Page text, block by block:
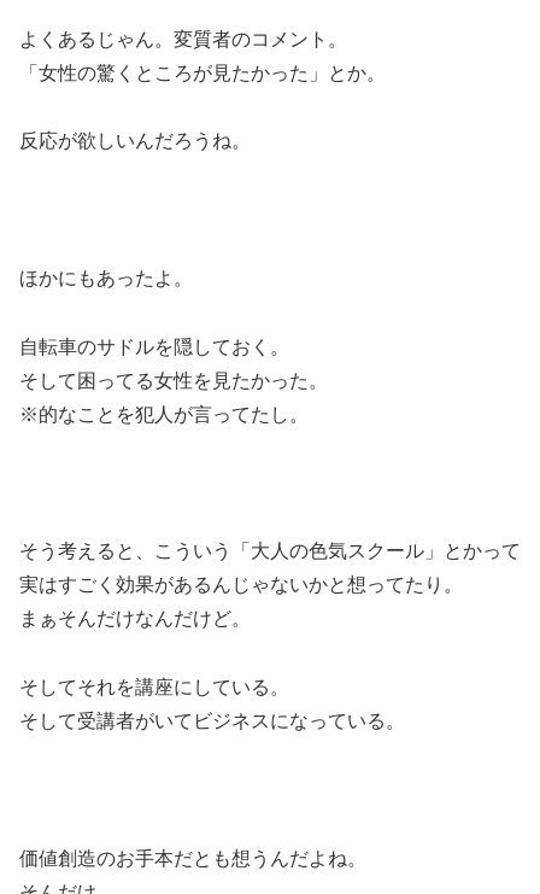
よくあるじゃん。変質者のコメント。
「女性の驚くところが見たかった」とか。
反応が欲しいんだろうね。
ほかにもあったよ。
自転車のサドルを隠しておく。
そして困ってる女性を見たかった。
※的なことを犯人が言ってたし。
そう考えると、こういう「大人の色気スクール」とかって
実はすごく効果があるんじゃないかと想ってたり。
まぁそんだけなんだけど。
そしてそれを講座にしている。
そして受講者がいてビジネスになっている。
価値創造のお手本だとも想うんだよね。